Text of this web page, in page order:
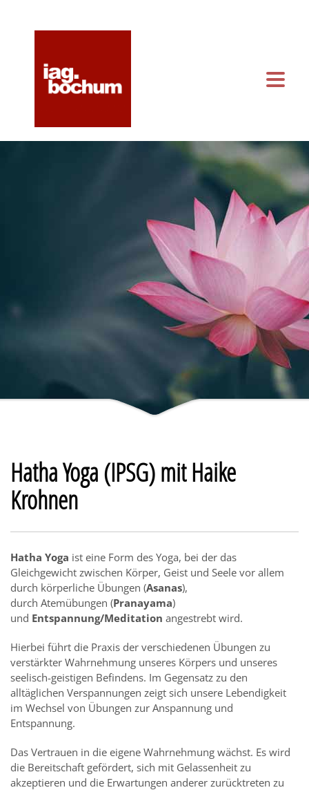
Hatha Yoga (IPSG) mit Haike
Krohnen
Hatha Yoga ist eine Form des Yoga, bei der das
Gleichgewicht zwischen Körper, Geist und Seele vor allem
durch körperliche Übungen (Asanas),
durch Atemübungen (Pranayama)
und Entspannung/Meditation angestrebt wird.
Hierbei führt die Praxis der verschiedenen Übungen zu
verstärkter Wahrnehmung unseres Körpers und unseres
seelisch-geistigen Befindens. Im Gegensatz zu den
alltäglichen Verspannungen zeigt sich unsere Lebendigkeit
im Wechsel von Übungen zur Anspannung und
Entspannung.
Das Vertrauen in die eigene Wahrnehmung wächst. Es wird
die Bereitschaft gefördert, sich mit Gelassenheit zu
akzeptieren und die Erwartungen anderer zurücktreten zu